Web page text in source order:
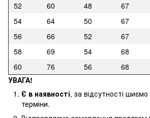
52
60 48 67
54
64 50 67
56
66 52 67
58
69 54 68
60
76 56 68
УВАГА!
Є в наявності, за відсутності
терміни.